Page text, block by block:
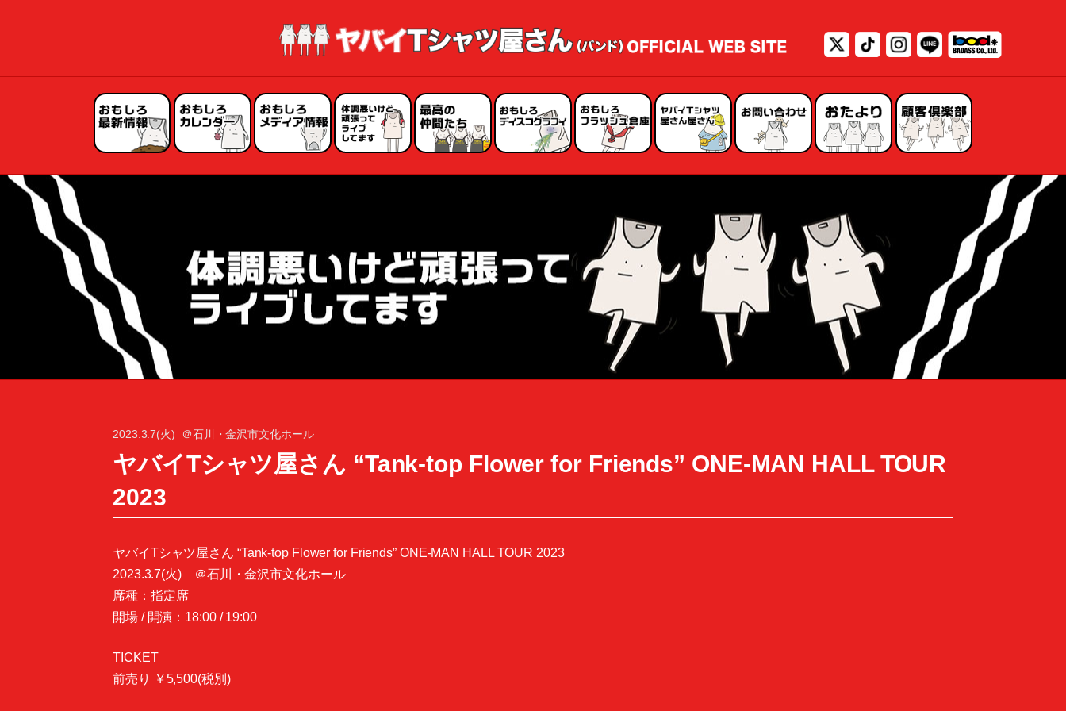
2023.3.7(火) ＠石川・金沢市文化ホール
ヤバイTシャツ屋さん “Tank-top Flower for Friends” ONE-MAN HALL TOUR
2023
ヤバイTシャツ屋さん “Tank-top Flower for Friends” ONE-MAN HALL TOUR 2023
2023.3.7(火) ＠石川・金沢市文化ホール
席種：指定席
開場 / 開演：18:00 / 19:00
TICKET
前売り ￥5,500(税別)